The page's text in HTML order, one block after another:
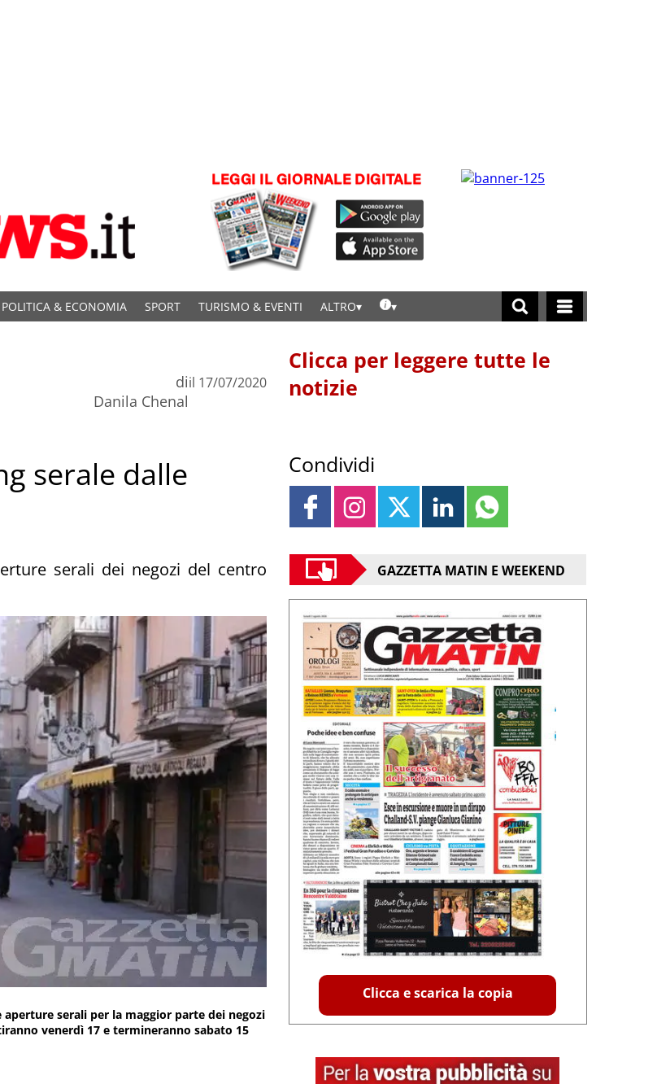
POLITICA & ECONOMIA SPORT TURISMO & EVENTI ALTRO
di
Danila Chenal
il 17/07/2020
serale dalle
serali dei negozi del centro
serali per la maggior parte dei negozi
venerdì 17 e termineranno sabato 15
Clicca per leggere tutte le
notizie
Condividi
GAZZETTA MATIN E WEEKEND
Clicca e scarica la copia